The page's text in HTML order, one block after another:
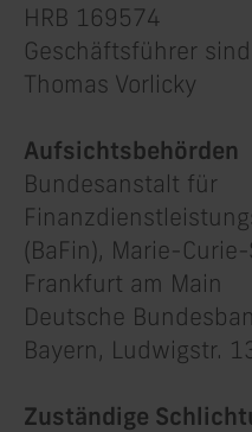
HRB 169574
Geschäftsführer
Thomas Vorlicky
Aufsichtsbehörden
Bundesanstalt für
(BaFin), Marie-
Frankfurt am Main
Deutsche
Bayern, Ludwigstr.
Zuständige